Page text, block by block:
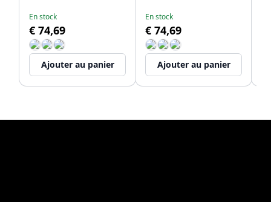
En stock
€ 74,69
Ajouter au panier
En stock
€ 74,69
Ajouter au panier